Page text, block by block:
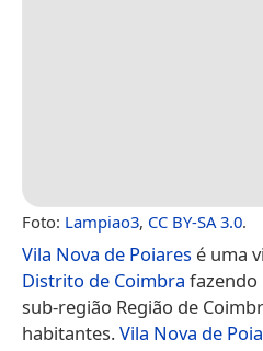
Foto: Lampiao3, CC BY-SA 3.0.
Vila Nova de Poiares é uma
Distrito de Coimbra fazendo
sub-região Região de
habitantes.Vila Nova de